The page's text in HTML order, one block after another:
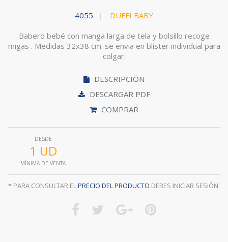
4055
DUFFI BABY
Babero bebé con manga larga de tela y bolsillo recoge
migas . Medidas 32x38 cm. se envia en blíster individual para
colgar.
DESCRIPCIÓN
DESCARGAR PDF
COMPRAR
DESDE
1 UD
MÍNIMA DE VENTA
* PARA CONSULTAR ELPRECIO DEL PRODUCTO DEBES INICIAR SESIÓN.